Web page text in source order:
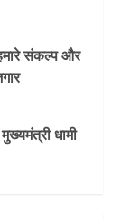
संकल्प और
धामी